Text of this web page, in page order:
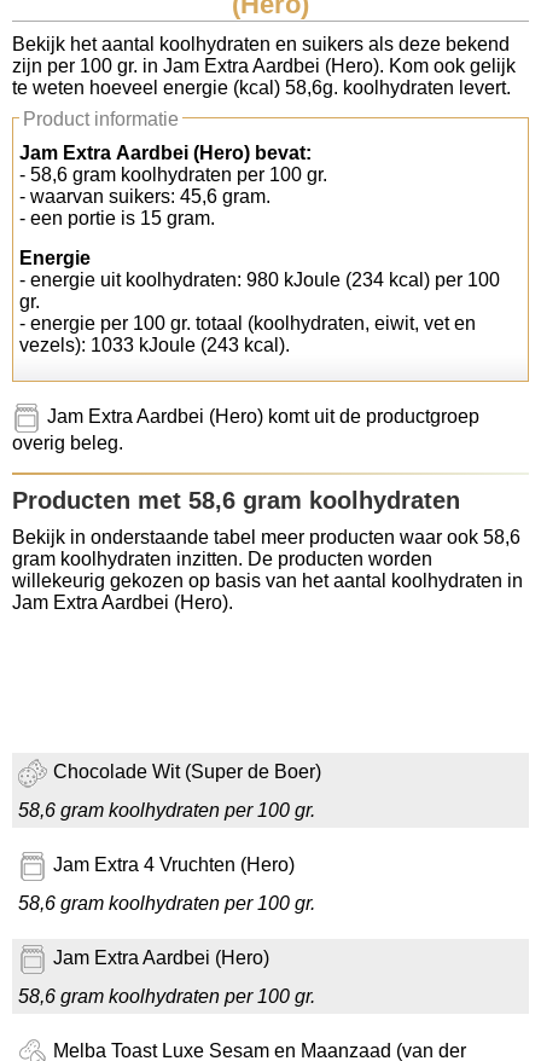
Koolhydraten tellen
Links
Bekijk het aantal koolhydraten en suikers als deze bekend
zijn per 100 gr. in Jam Extra Aardbei (Hero). Kom ook gelijk
te weten hoeveel energie (kcal) 58,6g. koolhydraten levert.
Product informatie
Jam Extra Aardbei (Hero) bevat:
- 58,6 gram koolhydraten per 100 gr.
- waarvan suikers: 45,6 gram.
- een portie is 15 gram.
Energie
- energie uit koolhydraten: 980 kJoule (234 kcal) per 100
gr.
- energie per 100 gr. totaal (koolhydraten, eiwit, vet en
vezels): 1033 kJoule (243 kcal).
Jam Extra Aardbei (Hero) komt uit de productgroep
overig beleg.
Producten met 58,6 gram koolhydraten
Bekijk in onderstaande tabel meer producten waar ook 58,6
gram koolhydraten inzitten. De producten worden
willekeurig gekozen op basis van het aantal koolhydraten in
Jam Extra Aardbei (Hero).
Chocolade Wit (Super de Boer)
58,6 gram koolhydraten per 100 gr.
Jam Extra 4 Vruchten (Hero)
58,6 gram koolhydraten per 100 gr.
Jam Extra Aardbei (Hero)
58,6 gram koolhydraten per 100 gr.
Melba Toast Luxe Sesam en Maanzaad (van der